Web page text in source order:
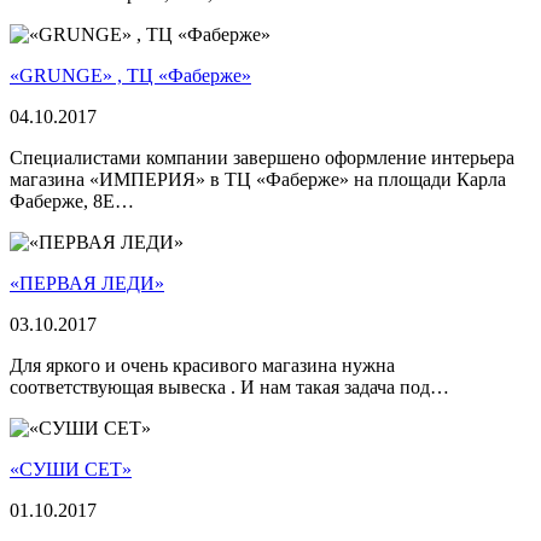
«GRUNGE» , ТЦ «Фаберже»
04.10.2017
Специалистами компании завершено оформление интерьера
магазина «ИМПЕРИЯ» в ТЦ «Фаберже» на площади Карла
Фаберже, 8Е…
«ПЕРВАЯ ЛЕДИ»
03.10.2017
Для яркого и очень красивого магазина нужна
соответствующая вывеска . И нам такая задача под…
«СУШИ СЕТ»
01.10.2017